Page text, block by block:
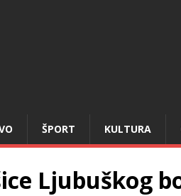
ŠPORT KULTURA
Ljubuškog